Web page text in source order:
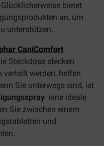
bietet
an, um
unterstützen.
CaniComfort
Steckdose stecken
verteilt werden, helfen
Sie unterwegs sind, ist
eine ideale
Sie zwischen einem
und